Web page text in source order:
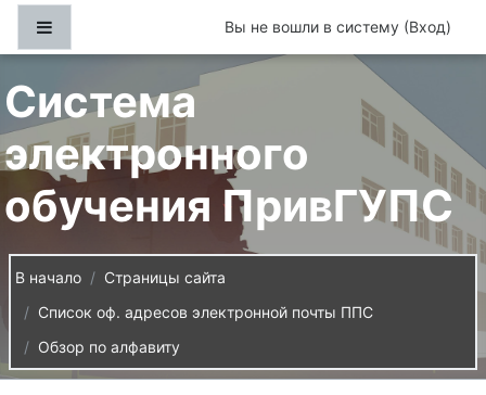
Перейти к основному содержанию
Вы не вошли в систему (Вход)
Система
электронного
обучения ПривГУПС
В начало
Страницы сайта
Список оф. адресов электронной почты ППС
Обзор по алфавиту